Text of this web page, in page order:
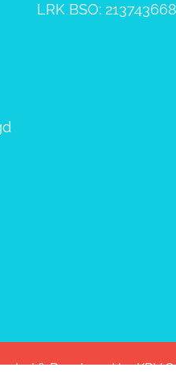
LRK BSO:
& Developed byKDV